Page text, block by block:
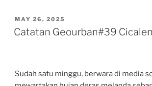
POSTED
ON
MAY 26, 2025
Catatan Geourban#39
Sudah satu minggu, berwara di media